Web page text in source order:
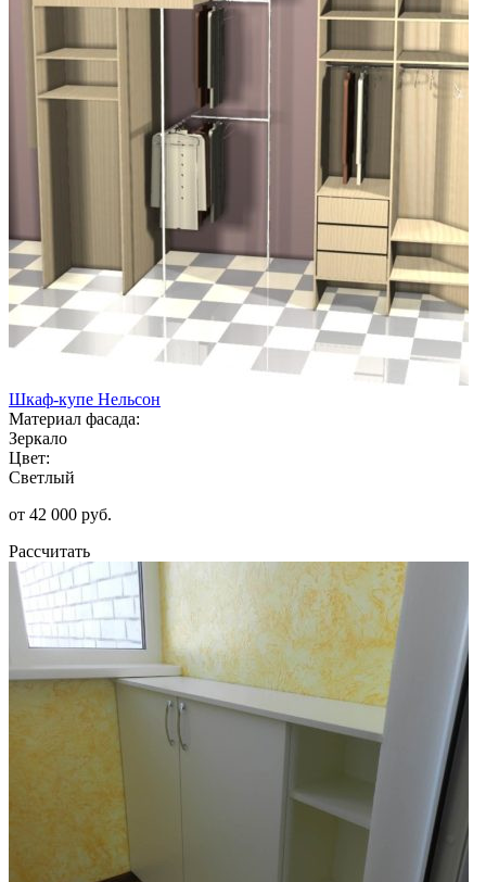
Шкаф-купе Нельсон
Материал фасада:
Зеркало
Цвет:
Светлый
от 42 000 руб.
Рассчитать